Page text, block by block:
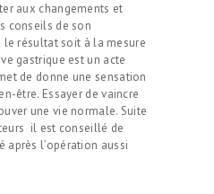
aux changements et
conseils de son
résultat soit à la mesure
gastrique est un acte
de donne une sensation
être. Essayer de vaincre
une vie normale. Suite
il est conseillé de
après l’opération aussi